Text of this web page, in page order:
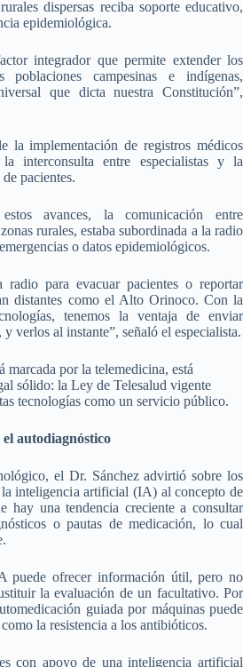
dispersas reciba soporte educativo,
epidemiológica.
integrador que permite extender los
campesinas e indígenas,
que dicta nuestra Constitución”,
la implementación de registros médicos
interconsulta entre especialistas y la
pacientes.
avances, la comunicación entre
rurales, estaba subordinada a la radio
o datos epidemiológicos.
radio para evacuar pacientes o reportar
distantes como el Alto Orinoco. Con la
tenemos la ventaja de enviar
verlos al instante”, señaló el especialista.
marcada por la telemedicina, está
sólido: la Ley de Telesalud vigente
tecnologías como un servicio público.
autodiagnóstico
el Dr. Sánchez advirtió sobre los
inteligencia artificial (IA) al concepto de
hay una tendencia creciente a consultar
o pautas de medicación, lo cual
puede ofrecer información útil, pero no
la evaluación de un facultativo. Por
guiada por máquinas puede
la resistencia a los antibióticos.
con apoyo de una inteligencia artificial